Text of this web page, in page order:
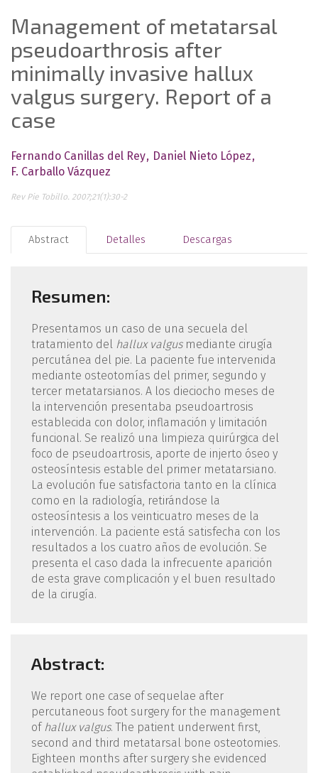
Management of metatarsal
pseudoarthrosis after
minimally invasive hallux
valgus surgery. Report of a
case
Fernando Canillas del Rey
Daniel Nieto López
F. Carballo Vázquez
Rev Pie Tobillo. 2007;21(1):30-2
Abstract Detalles Descargas
Resumen:
Presentamos un caso de una secuela del
tratamiento del hallux valgusmediante cirugía
percutánea del pie. La paciente fue intervenida
mediante osteotomías del primer, segundo y
tercer metatarsianos. A los dieciocho meses de
la intervención presentaba pseudoartrosis
establecida con dolor, inflamación y limitación
funcional. Se realizó una limpieza quirúrgica del
foco de pseudoartrosis, aporte de injerto óseo y
osteosíntesis estable del primer metatarsiano.
La evolución fue satisfactoria tanto en la clínica
como en la radiología, retirándose la
osteosíntesis a los veinticuatro meses de la
intervención. La paciente está satisfecha con los
resultados a los cuatro años de evolución. Se
presenta el caso dada la infrecuente aparición
de esta grave complicación y el buen resultado
de la cirugía.
Abstract:
We report one case of sequelae after
percutaneous foot surgery for the management
of hallux valgus. The patient underwent first,
second and third metatarsal bone osteotomies.
Eighteen months after surgery she evidenced